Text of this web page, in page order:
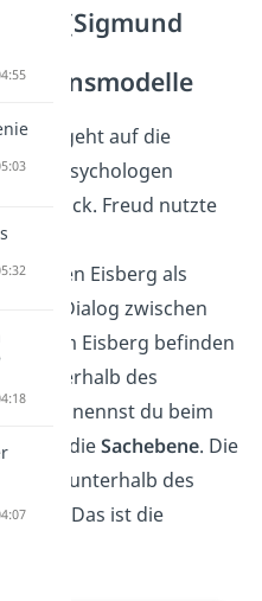
(Sigmund
geht auf die
des Psychologen
zurück. Freud nutzte
der
einen Eisberg als
den Dialog zwischen
einem Eisberg befinden
% oberhalb des
Teil nennst du beim
auch dieSachebene. Die
% sind unterhalb des
Das ist die